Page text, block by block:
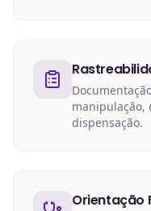
manipulação,
dispensação.
Orientação